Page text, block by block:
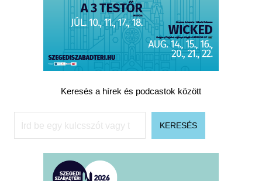
Keresés a hírek és podcastok között
Keresés
KERESÉS